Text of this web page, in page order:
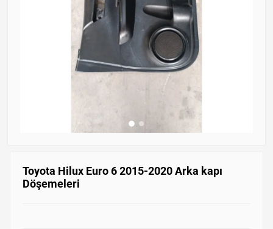
Toyota Hilux Euro 6 2015-2020 Arka kapı
Döşemeleri